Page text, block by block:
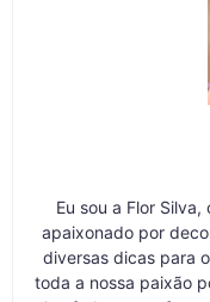
Eu sou a Flor
apaixonado por
diversas dicas para
toda a nossa paixão